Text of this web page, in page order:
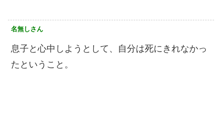
名無しさん
息子と心中しようとして、自分は死にきれなかっ
たということ。